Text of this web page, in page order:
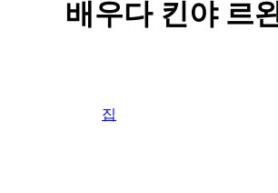
배우다 킨야 르
집